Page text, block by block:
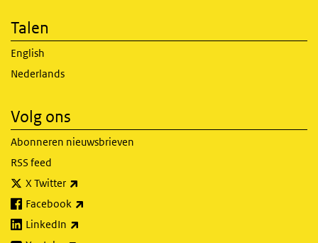
Talen
English
Nederlands
Volg ons
Abonneren nieuwsbrieven
RSS feed
X Twitter
Facebook
LinkedIn